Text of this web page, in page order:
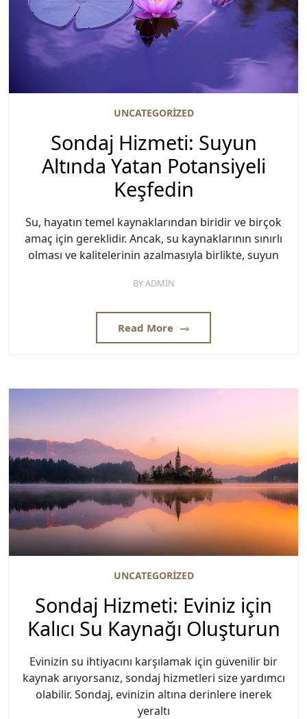
UNCATEGORIZED
Sondaj Hizmeti: Suyun
Altında Yatan Potansiyeli
Keşfedin
Su, hayatın temel kaynaklarından biridir ve birçok
amaç için gereklidir. Ancak, su kaynaklarının sınırlı
olması ve kalitelerinin azalmasıyla birlikte, suyun
BYADMIN
Read More
UNCATEGORIZED
Sondaj Hizmeti: Eviniz için
Kalıcı Su Kaynağı Oluşturun
Evinizin su ihtiyacını karşılamak için güvenilir bir
kaynak arıyorsanız, sondaj hizmetleri size yardımcı
olabilir. Sondaj, evinizin altına derinlere inerek
yeraltı